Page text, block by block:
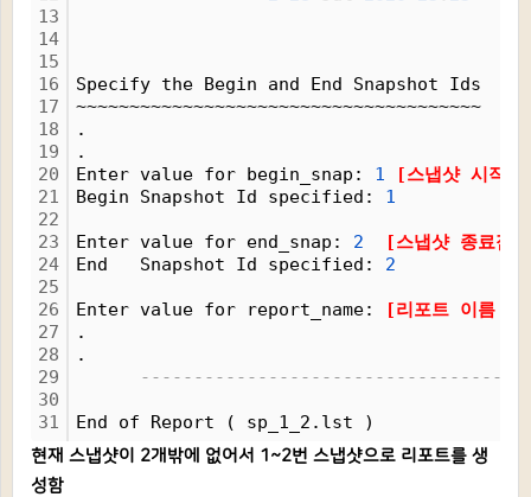
13
14
15
16
17
18
19
20
21
22
23
24
25
26
27
28
29
30
31
Specify the Begin and End Snapshot Ids
~~~~~~~~~~~~~~~~~~~~~~~~~~~~~~~~~~~~~~
.
.
Enter value for begin_snap: 1
[스냅샷 시작
Begin Snapshot Id specified: 1
Enter value for end_snap: 2
[스냅샷 종료점
End   Snapshot Id specified: 2
Enter value for report_name:
[리포트 이름
.
.
End of Report ( sp_1_2.lst )
현재 스냅샷이 2개밖에 없어서 1~2번 스냅샷으로 리포트를 생
성함